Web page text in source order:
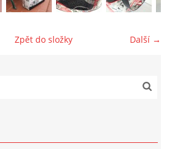
Další →
Zpět do složky